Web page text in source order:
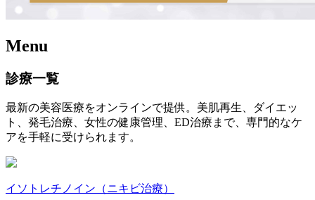
Menu
診療一覧
最新の美容医療をオンラインで提供。美肌再生、ダイエッ
ト、発毛治療、女性の健康管理、ED治療まで、専門的なケ
アを手軽に受けられます。
イソトレチノイン（ニキビ治療）